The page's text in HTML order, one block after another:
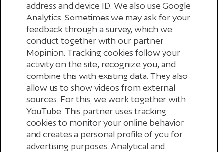
gekozen aanbieder.
Ontvangen wij geen keuze of offerte? Dan regelen
wij automatisch eenvariabel pensioen met weinig
beleggingsrisico bij StiPPvoor je.
Terug naar ‘Definitieve keuze op
pensioenleeftijd'
address and device ID. We also use Google
Analytics. Sometimes we may ask for your
feedback through a survey, which we
conduct together with our partner
Mopinion. Tracking cookies follow your
activity on the site, recognize you, and
combine this with existing data. They also
allow us to show videos from external
sources. For this, we work together with
YouTube. This partner uses tracking
cookies to monitor your online behavior
and creates a personal profile of you for
advertising purposes. Analytical and